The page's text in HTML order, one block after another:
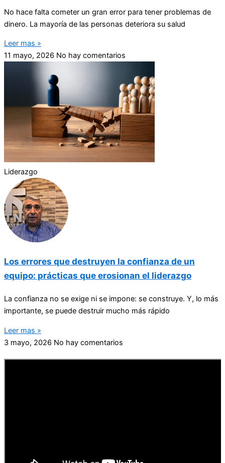
No hace falta cometer un gran error para tener problemas de
dinero. La mayoría de las personas deteriora su salud
Leer mas »
11 mayo, 2026 No hay comentarios
Liderazgo
Los errores que destruyen la confianza de un
equipo: prácticas que erosionan el liderazgo
La confianza no se exige ni se impone: se construye. Y, lo más
importante, se puede destruir mucho más rápido
Leer mas »
3 mayo, 2026 No hay comentarios